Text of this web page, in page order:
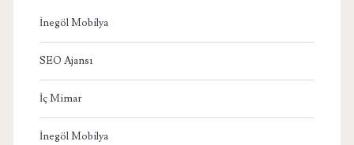
İnegöl Mobilya
SEO Ajansı
İç Mimar
İnegöl Mobilya